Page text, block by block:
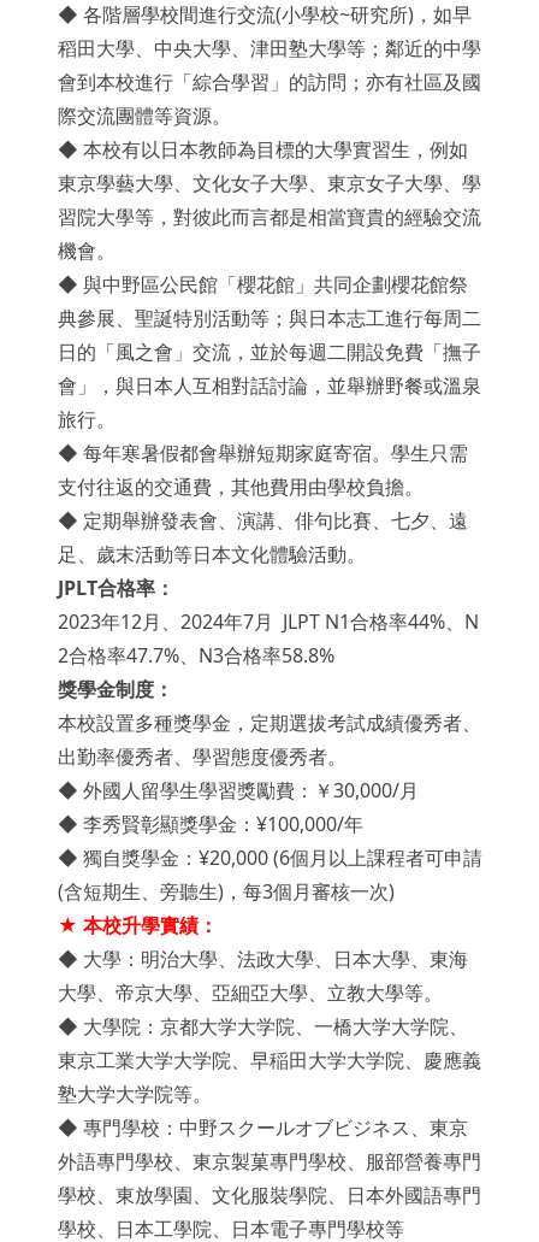
◆ 各階層學校間進行交流(小學校~研究所)，如早
稻田大學、中央大學、津田塾大學等；鄰近的中學
會到本校進行「綜合學習」的訪問；亦有社區及國
際交流團體等資源。
◆ 本校有以日本教師為目標的大學實習生，例如
東京學藝大學、文化女子大學、東京女子大學、學
習院大學等，對彼此而言都是相當寶貴的經驗交流
機會。
◆ 與中野區公民館「櫻花館」共同企劃櫻花館祭
典參展、聖誕特別活動等；與日本志工進行每周二
日的「風之會」交流，並於每週二開設免費「撫子
會」，與日本人互相對話討論，並舉辦野餐或溫泉
旅行。
◆ 每年寒暑假都會舉辦短期家庭寄宿。學生只需
支付往返的交通費，其他費用由學校負擔。
◆ 定期舉辦發表會、演講、俳句比賽、七夕、遠
足、歲末活動等日本文化體驗活動。
JPLT合格率：
2023年12月、2024年7月 JLPT N1合格率44%、N
2合格率47.7%、N3合格率58.8%
獎學金制度：
本校設置多種獎學金，定期選拔考試成績優秀者、
出勤率優秀者、學習態度優秀者。
◆ 外國人留學生學習獎勵費：￥30,000/月
◆ 李秀賢彰顯獎學金：¥100,000/年
◆ 獨自獎學金：¥20,000 (6個月以上課程者可申請
(含短期生、旁聽生)，每3個月審核一次)
★ 本校升學實績：
◆ 大學：明治大學、法政大學、日本大學、東海
大學、帝京大學、亞細亞大學、立教大學等。
◆ 大學院：京都大学大学院、一橋大学大学院、
東京工業大学大学院、早稲田大学大学院、慶應義
塾大学大学院等。
◆ 專門學校：中野スクールオブビジネス、東京
外語專門學校、東京製菓專門學校、服部營養專門
學校、東放學園、文化服裝學院、日本外國語專門
學校、日本工學院、日本電子專門學校等